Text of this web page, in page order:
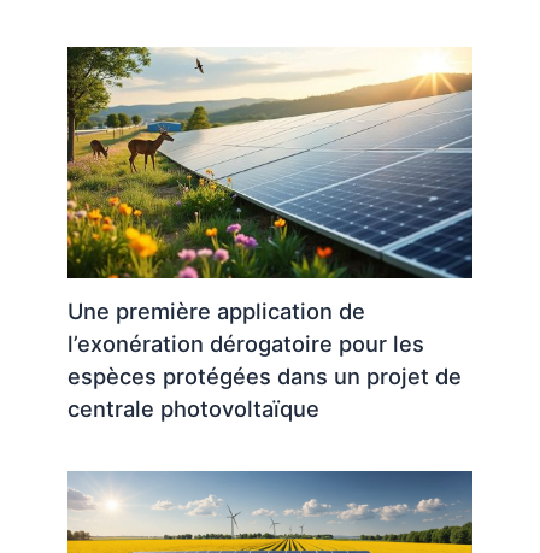
Une première application de
l’exonération dérogatoire pour les
espèces protégées dans un projet de
centrale photovoltaïque